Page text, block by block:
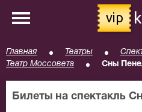
vip
Главная Театры
Театр Моссовета
Сны
Билеты на спектакль